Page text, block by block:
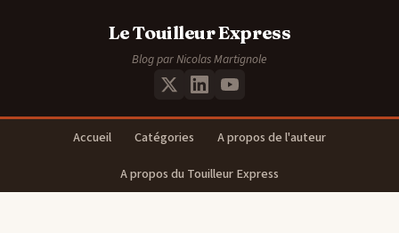
Le Touilleur Express
Blog par Nicolas Martignole
Accueil Catégories
A propos de l'auteur
A propos du Touilleur Express